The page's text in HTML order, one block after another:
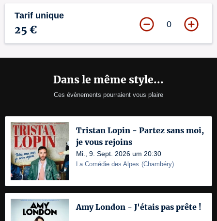
Tarif unique
25 € 0
Dans le même style...
Ces évènements pourraient vous plaire
Tristan Lopin - Partez sans moi,
je vous rejoins
Mi., 9. Sept. 2026 um 20:30
La Comédie des Alpes (Chambéry)
Amy London - J'étais pas prête !